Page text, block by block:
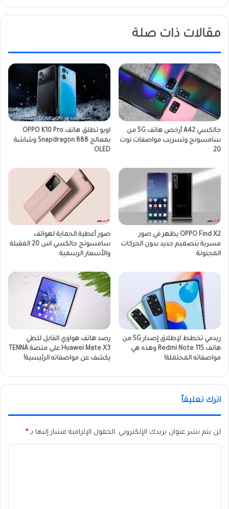
مقالات ذات صلة
جالكسي A42 أرخص هاتف 5G من
سامسونج وتسريب مواصفات نوت
20
اوبو تطلق هاتف OPPO K10 Pro
بمعالج Snapdragon 888 وشاشة
OLED
OPPO Find X2 يظهر في صور
مسربة بتصميم جديد بدون الحركات
المجنونة
صور أغطية الحماية لهواتف
سامسونج جالكسي اس 20 المقبلة
والأسعار الرسمية
ريدمي تخطط لإطلاق إصدار 5G من
هاتف Redmi Note 11S وهذه هي
مواصفاته المحتملة!
رصد هاتف هواوي القابل للطي
Huawei Mate X3 على منصة TENNA
يكشف عن مواصفاته الرئيسية!
اترك تعليقاً
لن يتم نشر عنوان بريدك الإلكتروني. الحقول الإلزامية مشار إليها بـ*